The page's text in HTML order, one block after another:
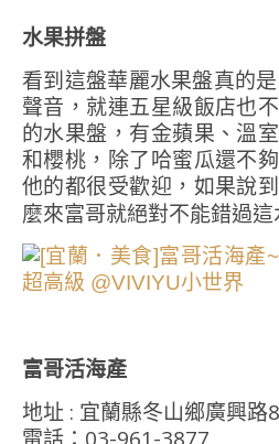
水果拼盤
看到這盤華麗水果盤真的
聲音，就連五星級飯店也
的水果盤，有金蘋果、溫
和櫻桃，除了哈蜜瓜還不
他的都很受歡迎，如果說到
麼來富哥就絕對不能錯過這
富哥活海產
地址 : 宜蘭縣冬山鄉廣興路